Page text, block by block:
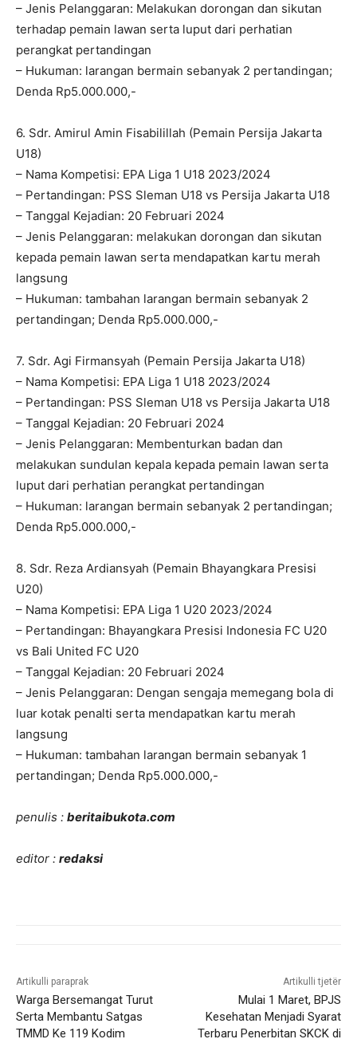
– Jenis Pelanggaran: Melakukan dorongan dan sikutan
terhadap pemain lawan serta luput dari perhatian
perangkat pertandingan
– Hukuman: larangan bermain sebanyak 2 pertandingan;
Denda Rp5.000.000,-
6. Sdr. Amirul Amin Fisabilillah (Pemain Persija Jakarta
U18)
– Nama Kompetisi: EPA Liga 1 U18 2023/2024
– Pertandingan: PSS Sleman U18 vs Persija Jakarta U18
– Tanggal Kejadian: 20 Februari 2024
– Jenis Pelanggaran: melakukan dorongan dan sikutan
kepada pemain lawan serta mendapatkan kartu merah
langsung
– Hukuman: tambahan larangan bermain sebanyak 2
pertandingan; Denda Rp5.000.000,-
7. Sdr. Agi Firmansyah (Pemain Persija Jakarta U18)
– Nama Kompetisi: EPA Liga 1 U18 2023/2024
– Pertandingan: PSS Sleman U18 vs Persija Jakarta U18
– Tanggal Kejadian: 20 Februari 2024
– Jenis Pelanggaran: Membenturkan badan dan
melakukan sundulan kepala kepada pemain lawan serta
luput dari perhatian perangkat pertandingan
– Hukuman: larangan bermain sebanyak 2 pertandingan;
Denda Rp5.000.000,-
8. Sdr. Reza Ardiansyah (Pemain Bhayangkara Presisi
U20)
– Nama Kompetisi: EPA Liga 1 U20 2023/2024
– Pertandingan: Bhayangkara Presisi Indonesia FC U20
vs Bali United FC U20
– Tanggal Kejadian: 20 Februari 2024
– Jenis Pelanggaran: Dengan sengaja memegang bola di
luar kotak penalti serta mendapatkan kartu merah
langsung
– Hukuman: tambahan larangan bermain sebanyak 1
pertandingan; Denda Rp5.000.000,-
penulis : beritaibukota.com
editor : redaksi
Artikulli paraprak
Warga Bersemangat Turut
Serta Membantu Satgas
TMMD Ke 119 Kodim
Artikulli tjetër
Mulai 1 Maret, BPJS
Kesehatan Menjadi Syarat
Terbaru Penerbitan SKCK di